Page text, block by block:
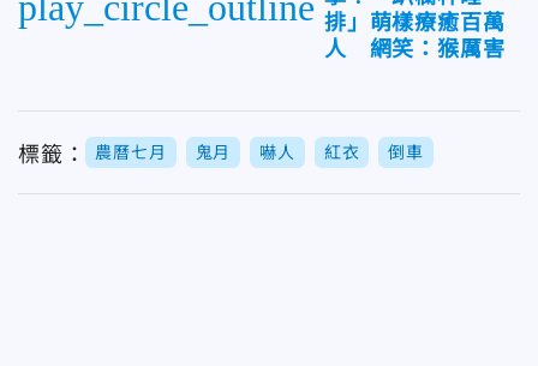
排」萌樣療癒百萬
人 網笑：猴厲害
標籤： 農曆七月 鬼月 嚇人 紅衣 倒車